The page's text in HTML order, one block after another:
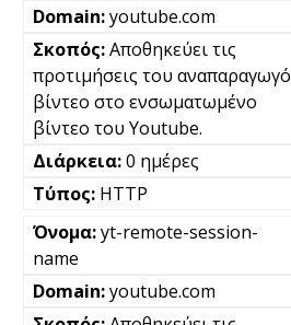
youtube.com
Αποθηκεύει τις
προτιμήσεις του αναπαραγωγό
βίντεο στο ενσωματωμένο
βίντεο του Youtube.
0 ημέρες
HTTP
yt-remote-session-
name
youtube.com